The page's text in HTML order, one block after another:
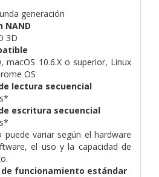
generación
NAND
3D
macOS 10.6.X o superior, Linux
OS
lectura secuencial
escritura secuencial
puede variar según el hardware
el uso y la capacidad de
funcionamiento estándar